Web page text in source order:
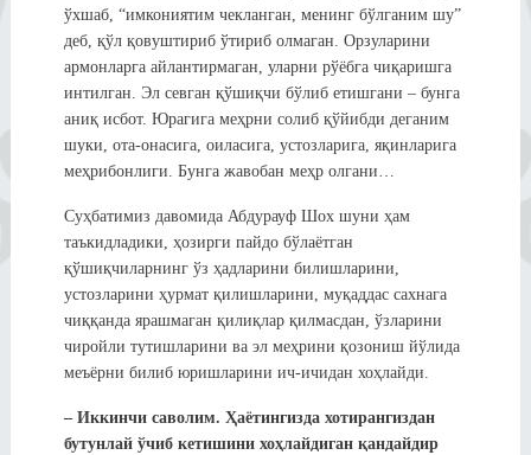
ўхшаб, “имкониятим чекланган, менинг бўлганим шу”
деб, қўл қовуштириб ўтириб олмаган. Орзуларини
армонларга айлантирмаган, уларни рўёбга чиқаришга
интилган. Эл севган қўшиқчи бўлиб етишгани – бунга
аниқ исбот. Юрагига меҳрни солиб қўйибди деганим
шуки, ота-онасига, оиласига, устозларига, яқинларига
меҳрибонлиги. Бунга жавобан меҳр олгани…
Суҳбатимиз давомида Абдурауф Шох шуни ҳам
таъкидладики, ҳозирги пайдо бўлаётган
қўшиқчиларнинг ўз ҳадларини билишларини,
устозларини ҳурмат қилишларини, муқаддас сахнага
чиққанда ярашмаган қилиқлар қилмасдан, ўзларини
чиройли тутишларини ва эл меҳрини қозониш йўлида
меъёрни билиб юришларини ич-ичидан хоҳлайди.
– Иккинчи саволим. Ҳаётингизда хотирангиздан
бутунлай ўчиб кетишини хоҳлайдиган қандайдир